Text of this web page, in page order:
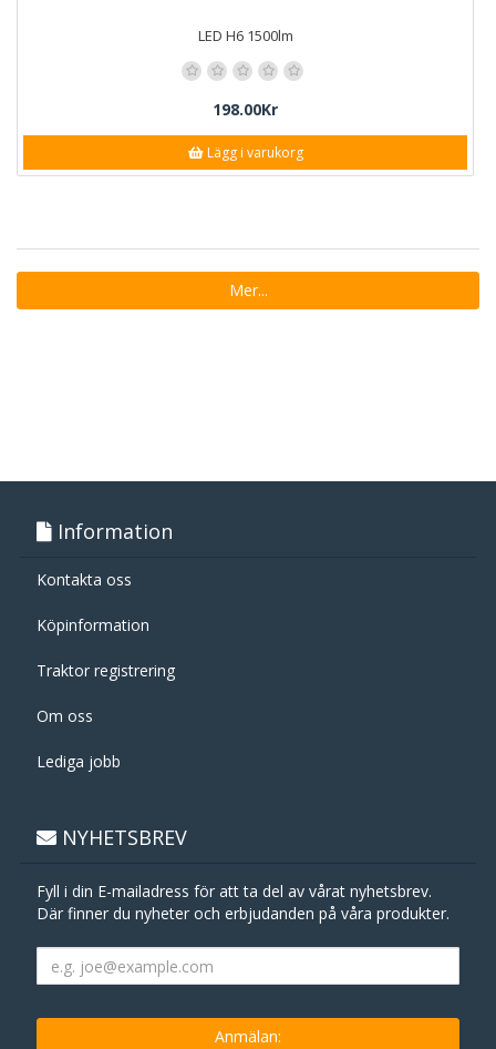
LED H6 1500lm
198.00Kr
Lägg i varukorg
Mer...
Information
Kontakta oss
Köpinformation
Traktor registrering
Om oss
Lediga jobb
NYHETSBREV
Fyll i din E-mailadress för att ta del av vårat nyhetsbrev.
Där finner du nyheter och erbjudanden på våra produkter.